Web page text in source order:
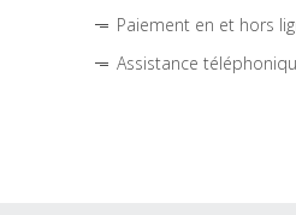
Paiement en et hors
Assistance